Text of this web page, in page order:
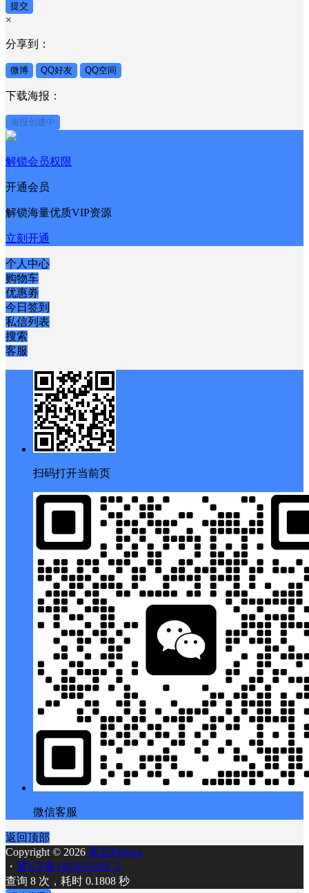
提交
×
分享到：
微博 QQ好友 QQ空间
下载海报：
海报创建中
解锁会员权限
开通会员
解锁海量优质VIP资源
立刻开通
个人中心
购物车
优惠劵
今日签到
私信列表
搜索
客服
扫码打开当前页
微信客服
返回顶部
Copyright © 2026 幕后Muhou
・ 冀ICP备18036164号-3
查询 8 次，耗时 0.1808 秒